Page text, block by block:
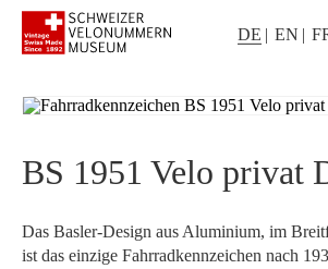
DE EN
BS 1951 Velo privat
Das Basler-Design aus Aluminium, im
ist das einzige Fahrradkennzeichen nach